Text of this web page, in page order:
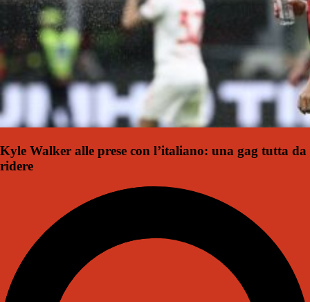
Kyle Walker alle prese con l’italiano: una gag tutta da
ridere